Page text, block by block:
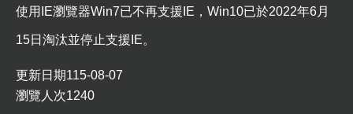
首
頁
網
使用IE瀏覽器Win7已不再支援IE，Win10已於2022年6月
15日淘汰並停止支援IE。
更新日期115-08-07
瀏覽人次1240